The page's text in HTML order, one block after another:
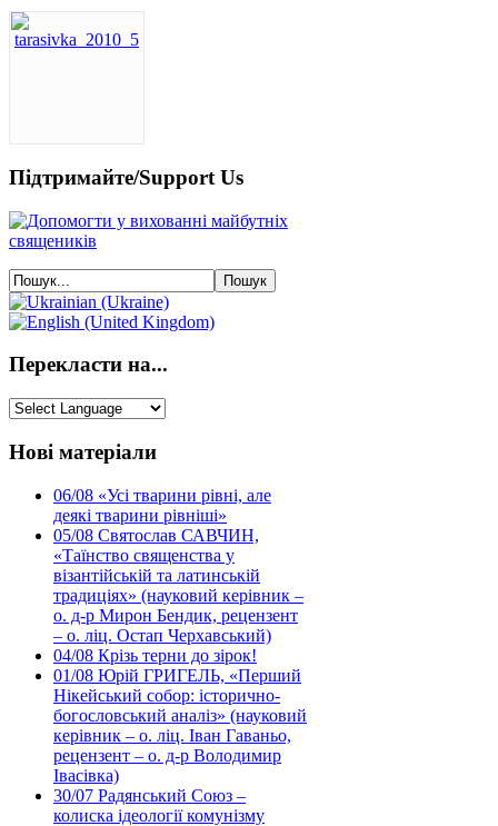
Підтримайте/Support Us
Перекласти на...
Нові матеріали
06/08 «Усі тварини рівні, але
деякі тварини рівніші»
05/08 Святослав САВЧИН,
«Таїнство священства у
візантійській та латинській
традиціях» (науковий керівник –
о. д-р Мирон Бендик, рецензент
– о. ліц. Остап Черхавський)
04/08 Крізь терни до зірок!
01/08 Юрій ГРИГЕЛЬ, «Перший
Нікейський собор: історично-
богословський аналіз» (науковий
керівник – о. ліц. Іван Гаваньо,
рецензент – о. д-р Володимир
Івасівка)
30/07 Радянський Союз –
колиска ідеології комунізму